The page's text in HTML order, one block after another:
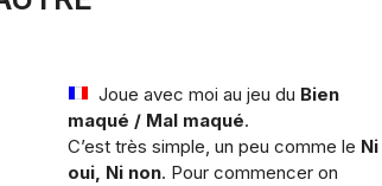
Joue avec moi au jeu du Bien
maqué / Mal maqué.
C’est très simple, un peu comme le Ni
oui, Ni non. Pour commencer on